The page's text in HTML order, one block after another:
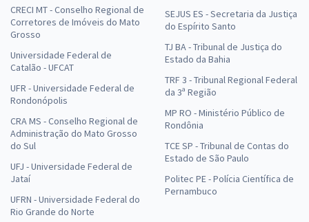
CRECI MT - Conselho Regional de
Corretores de Imóveis do Mato
Grosso
Universidade Federal de
Catalão - UFCAT
UFR - Universidade Federal de
Rondonópolis
CRA MS - Conselho Regional de
Administração do Mato Grosso
do Sul
UFJ - Universidade Federal de
Jataí
UFRN - Universidade Federal do
Rio Grande do Norte
SEJUS ES - Secretaria da Justiça
do Espírito Santo
TJ BA - Tribunal de Justiça do
Estado da Bahia
TRF 3 - Tribunal Regional Federal
da 3ª Região
MP RO - Ministério Público de
Rondônia
TCE SP - Tribunal de Contas do
Estado de São Paulo
Politec PE - Polícia Científica de
Pernambuco